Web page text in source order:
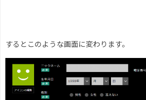
するとこのような画面に変わります。